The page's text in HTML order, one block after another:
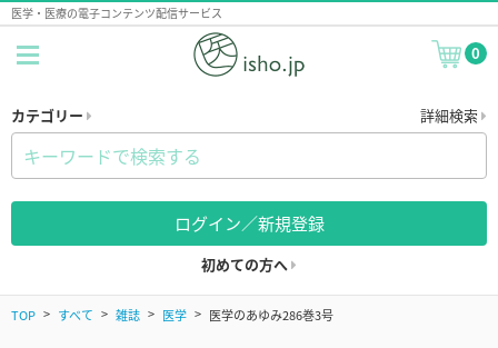
医学・医療の電子コンテンツ配信サービス
0
カテゴリー 詳細検索
ログイン／新規登録
初めての方へ
TOP すべて 雑誌 医学 医学のあゆみ286巻3号